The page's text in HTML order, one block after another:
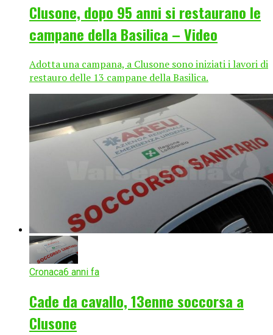
Clusone, dopo 95 anni si restaurano le
campane della Basilica – Video
Adotta una campana, a Clusone sono iniziati i lavori di
restauro delle 13 campane della Basilica.
Cronaca6 anni fa
Cade da cavallo, 13enne soccorsa a
Clusone